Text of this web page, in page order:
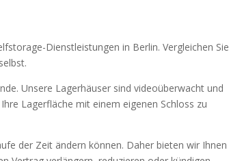
Dienstleistungen in Berlin. Vergleichen Sie
Unsere Lagerhäuser sind videoüberwacht und
Lagerfläche mit einem eigenen Schloss zu
der Zeit ändern können. Daher bieten wir Ihnen